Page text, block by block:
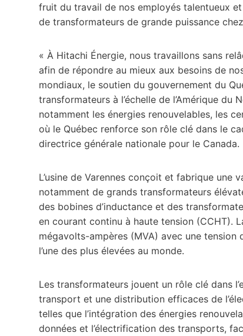
fruit du travail de nos employés talentueux
de transformateurs de grande puissance
« À Hitachi Énergie, nous travaillons sans
afin de répondre au mieux aux besoins de
mondiaux, le soutien du gouvernement du
transformateurs à l’échelle de l’Amérique
notamment les énergies renouvelables, les
où le Québec renforce son rôle clé dans le
directrice générale nationale pour le Canada.
L’usine de Varennes conçoit et fabrique une
notamment de grands transformateurs
des bobines d’inductance et des
en courant continu à haute tension (CCHT).
mégavolts-ampères (MVA) avec une
l’une des plus élevées au monde.
Les transformateurs jouent un rôle clé dans
transport et une distribution efficaces de
telles que l’intégration des énergies
données et l’électrification des transports,